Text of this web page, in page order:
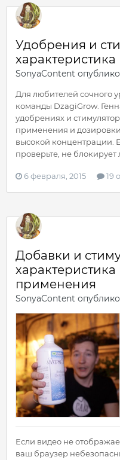
Удобрения и
SonyaContent
Для любителей сочного
команды DzagiGrow.
удобрениях и
применения и
высокой концентрации.
проверьте, не блокирует
6 февраля, 2015 19
Добавки и
применения
SonyaContent
Если видео не
ваш браузер